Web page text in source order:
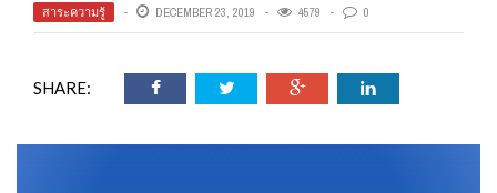
สาระความรู้ DECEMBER 23, 2019 4579 0
SHARE: